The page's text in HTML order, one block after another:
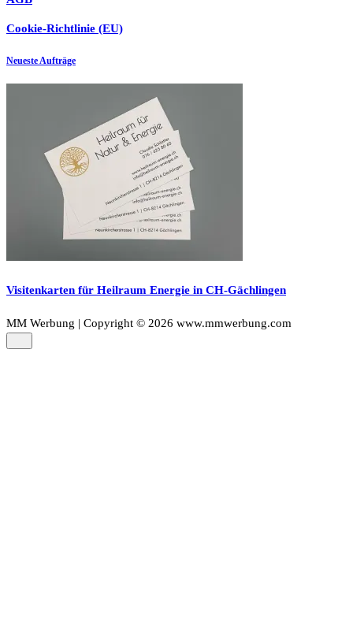
Cookie-Richtlinie (EU)
Neueste Aufträge
Visitenkarten für Heilraum Energie in CH-Gächlingen
MM Werbung | Copyright © 2026 www.mmwerbung.com